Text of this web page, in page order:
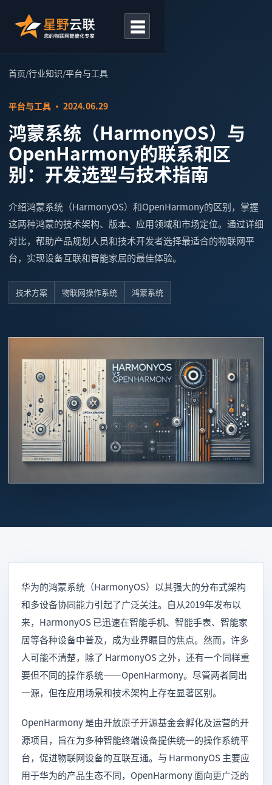
☰
首页/行业知识/平台与工具
平台与工具 · 2024.06.29
鸿蒙系统（HarmonyOS）与
OpenHarmony的联系和区
别：开发选型与技术指南
介绍鸿蒙系统（HarmonyOS）和OpenHarmony的区别，掌握
这两种鸿蒙的技术架构、版本、应用领域和市场定位。通过详细
对比，帮助产品规划人员和技术开发者选择最适合的物联网平
台，实现设备互联和智能家居的最佳体验。
技术方案 物联网操作系统 鸿蒙系统
华为的鸿蒙系统（HarmonyOS）以其强大的分布式架构
和多设备协同能力引起了广泛关注。自从2019年发布以
来，HarmonyOS 已迅速在智能手机、智能手表、智能家
居等各种设备中普及，成为业界瞩目的焦点。然而，许多
人可能不清楚，除了 HarmonyOS 之外，还有一个同样重
要但不同的操作系统——OpenHarmony。尽管两者同出
一源，但在应用场景和技术架构上存在显著区别。
OpenHarmony 是由开放原子开源基金会孵化及运营的开
源项目，旨在为多种智能终端设备提供统一的操作系统平
台，促进物联网设备的互联互通。与 HarmonyOS 主要应
用于华为的产品生态不同，OpenHarmony 面向更广泛的